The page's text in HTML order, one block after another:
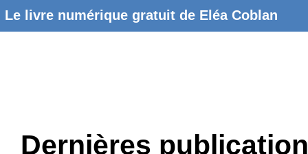
Le livre numérique gratuit de Eléa Coblan
Dernières